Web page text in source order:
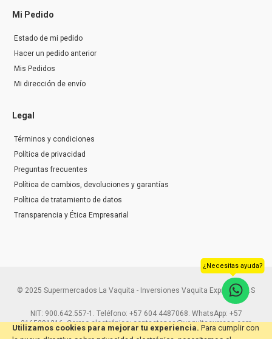
Utilizamos cookies para mejorar tu experiencia. Para cumplir con
Mi Pedido
Estado de mi pedido
Hacer un pedido anterior
Mis Pedidos
Mi dirección de envío
Legal
Términos y condiciones
Política de privacidad
Preguntas frecuentes
Política de cambios, devoluciones y garantías
Política de tratamiento de datos
Transparencia y Ética Empresarial
© 2025 Supermercados La Vaquita - Inversiones Vaquita Express S.A.S
NIT: 900.642.557-1. Teléfono: +57 604 4487068. WhatsApp: +57
3165291216. Correo electrónico: contactenos@vaquitaexpress.com
¿Necesitas ayuda?